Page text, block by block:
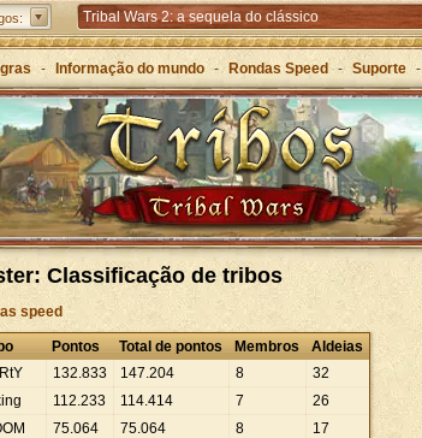
Tribal Wars 2: a sequela do clássico
Forge of Empires – Estratégia ao longo das eras
Grepolis – Construa o seu império na Grécia Antiga
- Informação do mundo - Rondas Speed - Suporte -
Classificação de tribos
speed
Pontos Total de pontos Membros
Aldeias
132.833 147.204 8
32
112.233 114.414 7
26
75.064 75.064 8
17